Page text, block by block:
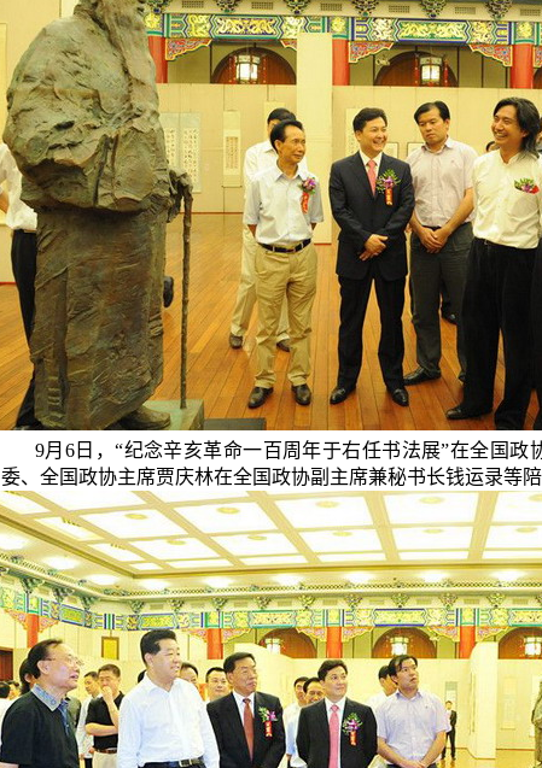
9月 6日 ，“纪念辛亥革命一百周年于右任书法展”在全国
委、全国政协主席贾庆林在全国政协副主席兼秘书长钱运录等陪